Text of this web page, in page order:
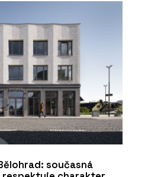
současná